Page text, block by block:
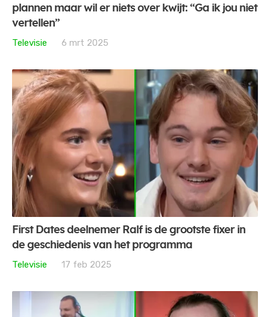
plannen maar wil er niets over kwijt: “Ga ik jou niet
vertellen”
Televisie
6 mrt 2025
First Dates deelnemer Ralf is de grootste fixer in
de geschiedenis van het programma
Televisie
17 feb 2025